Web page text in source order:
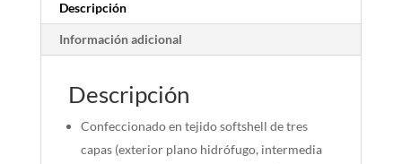
Descripción
Información adicional
Descripción
Confeccionado en tejido softshell de tres
capas (exterior plano hidrófugo, intermedia